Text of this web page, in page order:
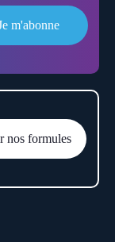
m'abonne
nos formules